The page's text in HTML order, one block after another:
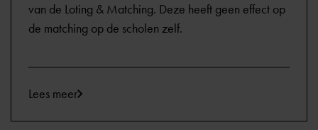
van de Loting & Matching. Deze heeft geen effect op
de matching op de scholen zelf.
Lees meer